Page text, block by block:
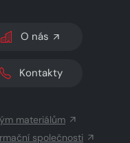
O nás
Kontakty
materiálům
společnosti